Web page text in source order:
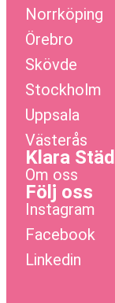
Norrköping
Örebro
Skövde
Stockholm
Uppsala
Västerås
Klara Städ
Om oss
Följ oss
Instagram
Facebook
Linkedin